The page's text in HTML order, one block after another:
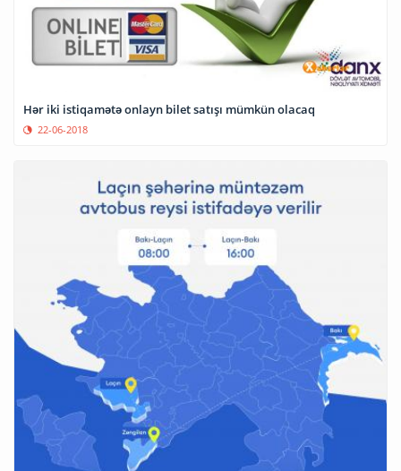
Hər iki istiqamətə onlayn bilet satışı mümkün olacaq
22-06-2018